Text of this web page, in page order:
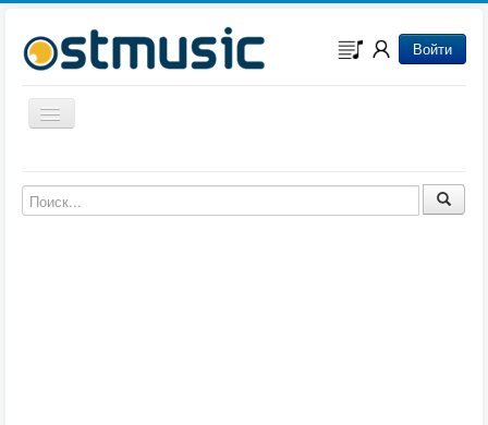
Войти
Включить/выключить навигацию
Музыка из мультфильмов
Музыка из сериалов